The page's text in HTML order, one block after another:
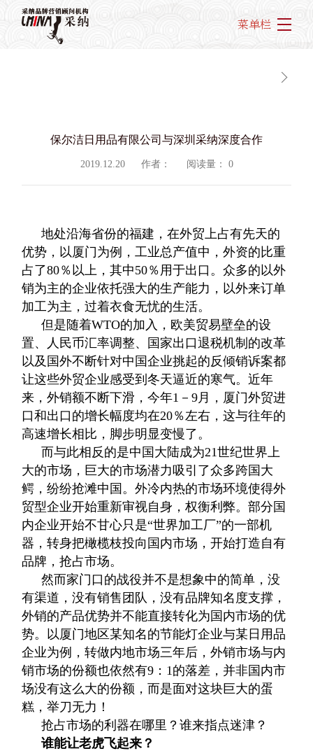
菜单栏
保尔洁日用品有限公司与深圳采纳深度合作
2019.12.20 作者： 阅读量： 0
地处沿海省份的福建，在外贸上占有先天的
优势，以厦门为例，工业总产值中，外资的比重
占了80％以上，其中50％用于出口。众多的以外
销为主的企业依托强大的生产能力，以外来订单
加工为主，过着衣食无忧的生活。
但是随着WTO的加入，欧美贸易壁垒的设
置、人民币汇率调整、国家出口退税机制的改革
以及国外不断针对中国企业挑起的反倾销诉案都
让这些外贸企业感受到冬天逼近的寒气。近年
来，外销额不断下滑，今年1－9月，厦门外贸进
口和出口的增长幅度均在20％左右，这与往年的
高速增长相比，脚步明显变慢了。
而与此相反的是中国大陆成为21世纪世界上
大的市场，巨大的市场潜力吸引了众多跨国大
鳄，纷纷抢滩中国。外冷内热的市场环境使得外
贸型企业开始重新审视自身，权衡利弊。部分国
内企业开始不甘心只是“世界加工厂”的一部机
器，转身把橄榄枝投向国内市场，开始打造自有
品牌，抢占市场。
然而家门口的战役并不是想象中的简单，没
有渠道，没有销售团队，没有品牌知名度支撑，
外销的产品优势并不能直接转化为国内市场的优
势。以厦门地区某知名的节能灯企业与某日用品
企业为例，转做内地市场三年后，外销市场与内
销市场的份额也依然有9：1的落差，并非国内市
场没有这么大的份额，而是面对这块巨大的蛋
糕，举刀无力！
抢占市场的利器在哪里？谁来指点迷津？
谁能让老虎飞起来？